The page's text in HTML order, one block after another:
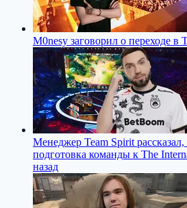
M0nesy заговорил о переходе в
Менеджер Team Spirit
подготовка команды к The
назад